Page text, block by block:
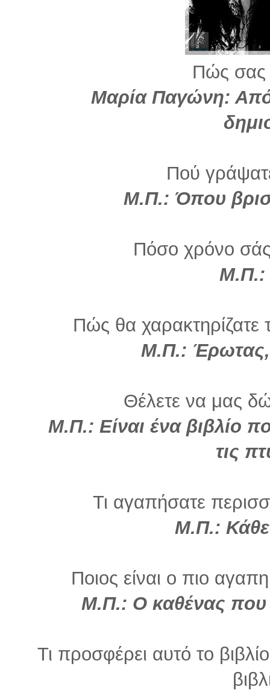
Πώς σας
Μαρία Παγώνη:
Πού
Μ.Π.: Όπου
Πόσο χρόνο
Μ.Π.:
Πώς θα χαρακτηρίζατε
Μ.Π.: Έρωτας,
Θέλετε να μας
Μ.Π.: Είναι ένα βιβλίο
τις
Τι αγαπήσατε
Μ.Π.: Κάθε
Ποιος είναι ο πιο
Μ.Π.: Ο καθένας που
Τι προσφέρει αυτό το